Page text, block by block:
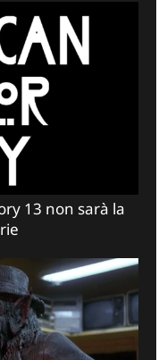
13 non sarà la